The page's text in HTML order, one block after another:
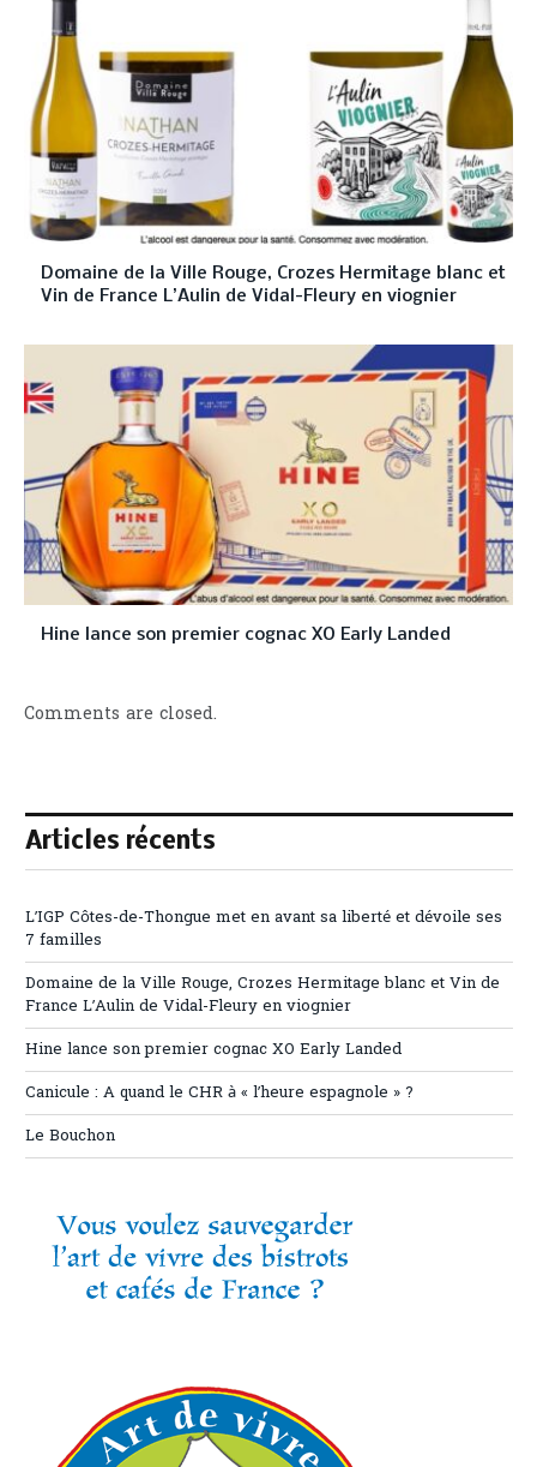
Domaine de la Ville Rouge, Crozes Hermitage blanc et
Vin de France L’Aulin de Vidal-Fleury en viognier
Hine lance son premier cognac XO Early Landed
Comments are closed.
Articles récents
L’IGP Côtes-de-Thongue met en avant sa liberté et dévoile ses
7 familles
Domaine de la Ville Rouge, Crozes Hermitage blanc et Vin de
France L’Aulin de Vidal-Fleury en viognier
Hine lance son premier cognac XO Early Landed
Canicule : A quand le CHR à « l’heure espagnole » ?
Le Bouchon